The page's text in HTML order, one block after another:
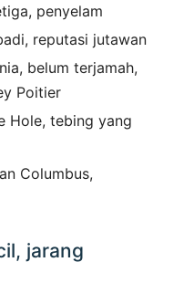
penyelam
reputasi jutawan
belum terjamah,
Poitier
Hole, tebing yang
Columbus,
jarang